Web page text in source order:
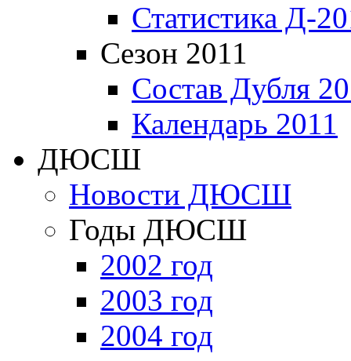
Статистика Д-
Сезон 2011
Состав Дубля
Календарь 2011
ДЮСШ
Новости ДЮСШ
Годы ДЮСШ
2002 год
2003 год
2004 год